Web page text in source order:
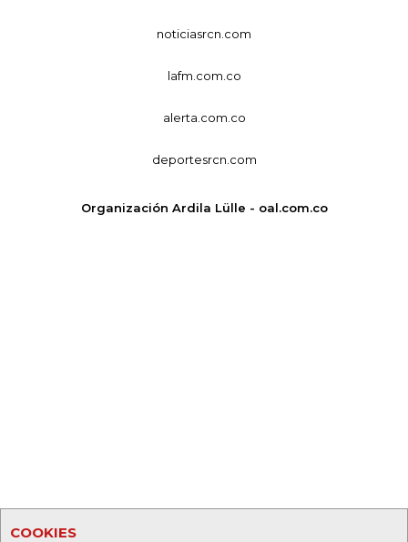
COOKIES
noticiasrcn.com
lafm.com.co
alerta.com.co
deportesrcn.com
Organización Ardila Lülle - oal.com.co